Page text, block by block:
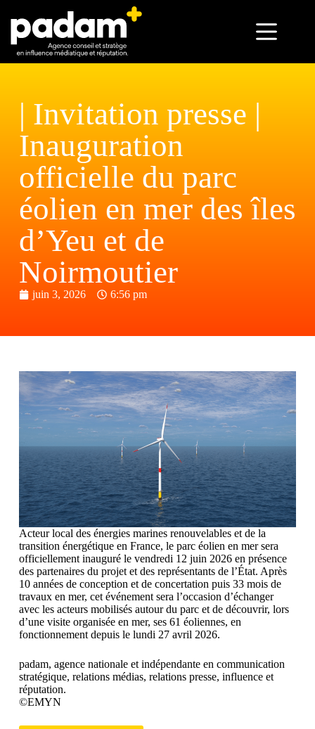
| Invitation presse |
Inauguration
officielle du parc
éolien en mer des îles
d’Yeu et de
Noirmoutier
juin 3, 2026 6:56 pm
Acteur local des énergies marines renouvelables et de la
transition énergétique en France, le parc éolien en mer sera
officiellement inauguré le vendredi 12 juin 2026 en présence
des partenaires du projet et des représentants de l’État. Après
10 années de conception et de concertation puis 33 mois de
travaux en mer, cet événement sera l’occasion d’échanger
avec les acteurs mobilisés autour du parc et de découvrir, lors
d’une visite organisée en mer, ses 61 éoliennes, en
fonctionnement depuis le lundi 27 avril 2026.
padam, agence nationale et indépendante en communication
stratégique, relations médias, relations presse, influence et
réputation.
©EMYN